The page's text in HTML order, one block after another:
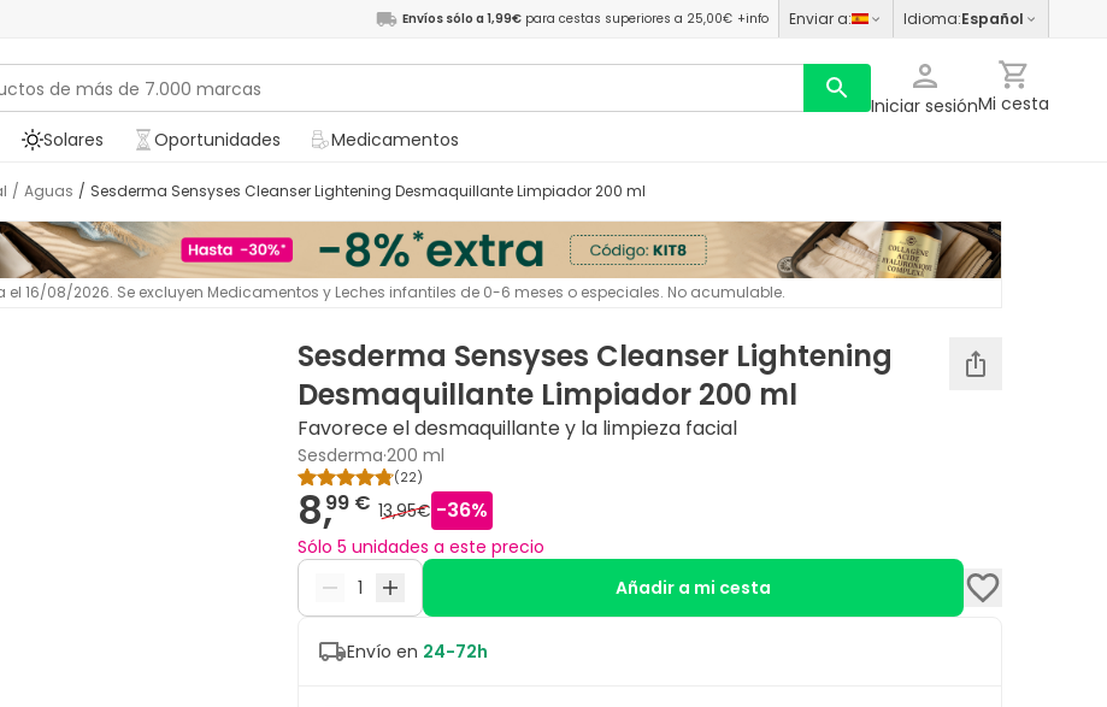
Envíos sólo a 1,99€ para cestas superiores a 25,00€ +info Enviar a: Idioma:Español
Iniciar sesiónMi cesta
Solares Oportunidades Medicamentos
/ Aguas / Sesderma Sensyses Cleanser Lightening Desmaquillante Limpiador 200 ml
16/08/2026. Se excluyen Medicamentos y Leches infantiles de 0-6 meses o especiales. No acumulable.
Sesderma Sensyses Cleanser Lightening
Desmaquillante Limpiador 200 ml
Favorece el desmaquillante y la limpieza facial
Sesderma·200 ml
(22)
8,99 € 13,95€ -36%
Sólo 5 unidades a este precio
Añadir a mi cesta
Envío en 24-72h